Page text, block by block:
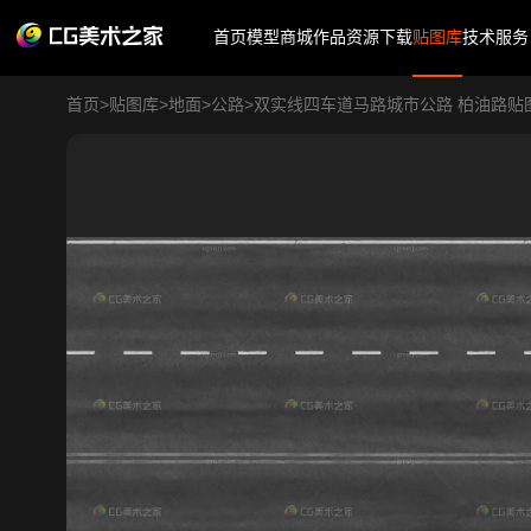
首页模型商城作品资源下载贴图库技术服务
首页>贴图库>地面>公路>双实线四车道马路城市公路 柏油路贴